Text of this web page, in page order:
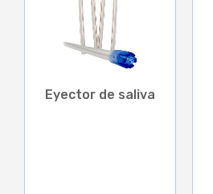
Eyector de saliva